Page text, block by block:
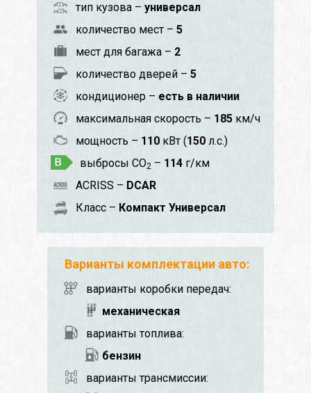
тип кузова – универсал
количество мест – 5
мест для багажа – 2
количество дверей – 5
кондиционер – есть в наличии
максимальная скорость – 185 км/ч
мощность – 110 кВт (150 л.с.)
выбросы CO2 – 114 г/км
ACRISS – DCAR
Класс – Компакт Универсал
Варианты комплектации авто:
варианты коробки передач:
механическая
варианты топлива:
бензин
варианты трансмиссии: